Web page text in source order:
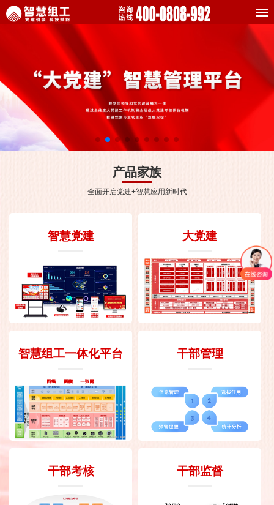
产品家族
全面开启党建+智慧应用新时代
智慧党建 大党建
智慧组工一体化平台 干部管理
干部考核 干部监督